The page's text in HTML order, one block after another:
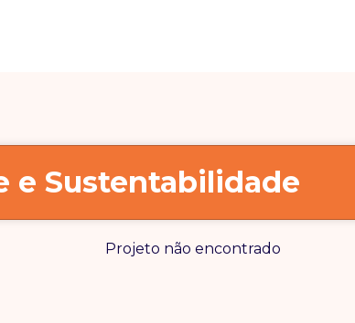
e Sustentabilidade
Projeto não encontrado